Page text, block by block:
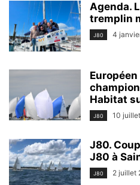
Agenda.
tremplin
J80 4
champion
Habitat
J80 10
J80.
J80 à
J80 2 juillet